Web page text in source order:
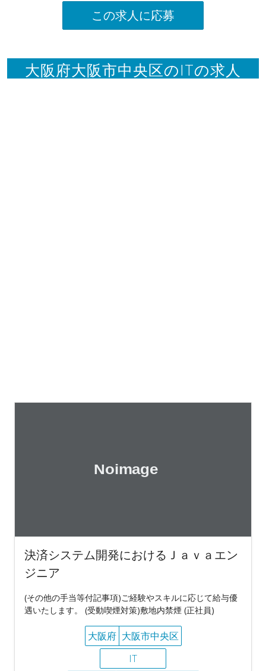
この求人に応募
大阪府大阪市中央区のITの求人
決済システム開発におけるＪａｖａエン
ジニア
(その他の手当等付記事項)ご経験やスキルに応じて給与優
遇いたします。 (受動喫煙対策)敷地内禁煙 (正社員)
大阪府 大阪市中央区
IT